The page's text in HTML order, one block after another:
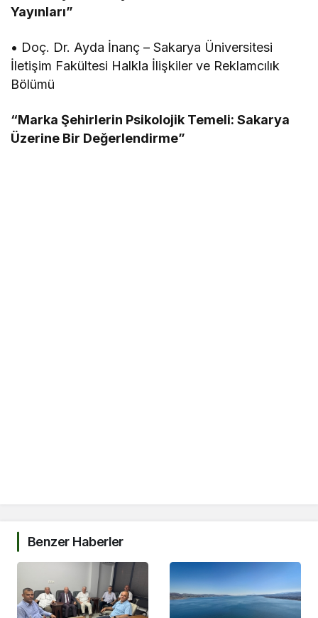
Yayınları”
• Doç. Dr. Ayda İnanç – Sakarya Üniversitesi
İletişim Fakültesi Halkla İlişkiler ve Reklamcılık
Bölümü
“Marka Şehirlerin Psikolojik Temeli: Sakarya
Üzerine Bir Değerlendirme”
Benzer Haberler